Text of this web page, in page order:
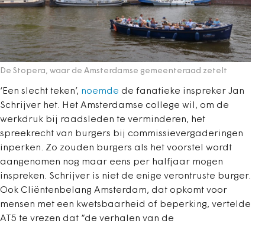
De Stopera, waar de Amsterdamse gemeenteraad zetelt
‘Een slecht teken’, noemde de fanatieke inspreker Jan
Schrijver het. Het Amsterdamse college wil, om de
werkdruk bij raadsleden te verminderen, het
spreekrecht van burgers bij commissievergaderingen
inperken. Zo zouden burgers als het voorstel wordt
aangenomen nog maar eens per halfjaar mogen
inspreken. Schrijver is niet de enige verontruste burger.
Ook Cliëntenbelang Amsterdam, dat opkomt voor
mensen met een kwetsbaarheid of beperking, vertelde
AT5 te vrezen dat “de verhalen van de